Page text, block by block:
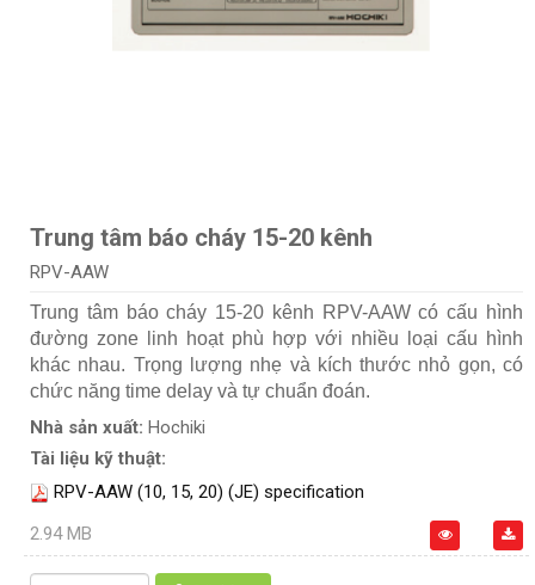
Trung tâm báo cháy 15-20 kênh
RPV-AAW
Trung tâm báo cháy 15-20 kênh RPV-AAW có cấu hình
đường zone linh hoạt phù hợp với nhiều loại cấu hình
khác nhau. Trọng lượng nhẹ và kích thước nhỏ gọn, có
chức năng time delay và tự chuẩn đoán.
Nhà sản xuất: Hochiki
Tài liệu kỹ thuật:
RPV-AAW (10, 15, 20) (JE) specification
2.94 MB